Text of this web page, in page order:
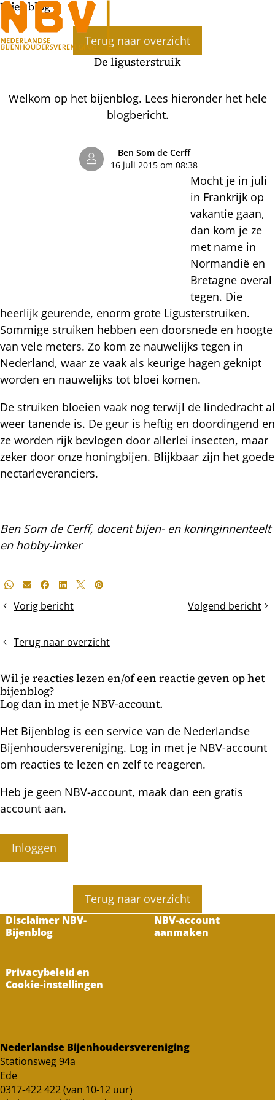
Bijenblog
Terug naar overzicht
De ligusterstruik
Welkom op het bijenblog. Lees hieronder het hele
blogbericht.
Ben Som de Cerff
16 juli 2015 om 08:38
Mocht je in juli
in Frankrijk op
vakantie gaan,
dan kom je ze
met name in
Normandië en
Bretagne overal
tegen. Die
heerlijk geurende, enorm grote Ligusterstruiken.
Sommige struiken hebben een doorsnede en hoogte
van vele meters. Zo kom ze nauwelijks tegen in
Nederland, waar ze vaak als keurige hagen geknipt
worden en nauwelijks tot bloei komen.
De struiken bloeien vaak nog terwijl de lindedracht al
weer tanende is. De geur is heftig en doordingend en
ze worden rijk bevlogen door allerlei insecten, maar
zeker door onze honingbijen. Blijkbaar zijn het goede
nectarleveranciers.
Ben Som de Cerff, docent bijen- en koninginnenteelt
en hobby-imker
Deel
bericht
Whatsapp
E-mailFacebook
LinkedIn
X Pinterest
Vorig bericht
De
lisdodde
Volgend bericht
Stille
Terug naar overzicht
Wil je reacties lezen en/of een reactie geven op het
bijenblog?
Log dan in met je NBV-account.
Het Bijenblog is een service van de Nederlandse
Bijenhoudersvereniging. Log in met je NBV-account
om reacties te lezen en zelf te reageren.
Heb je geen NBV-account, maak dan een gratis
account aan.
Inloggen
Terug naar overzicht
Disclaimer NBV-
Bijenblog
NBV-account
aanmaken
Privacybeleid en
Cookie-instellingen
Nederlandse Bijenhoudersvereniging
Stationsweg 94a
Ede
0317-422 422 (van 10-12 uur)